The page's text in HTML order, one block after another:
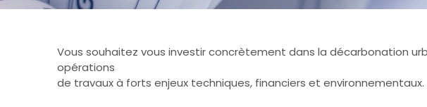
Vous souhaitez vous investir concrètement dans la décarbonation
opérations
de travaux à forts enjeux techniques, financiers et environnementaux.